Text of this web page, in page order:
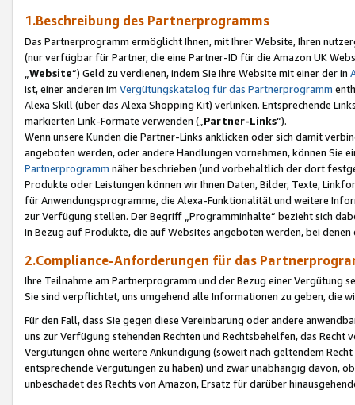
1.Beschreibung des Partnerprogramms
Das Partnerprogramm ermöglicht Ihnen, mit Ihrer Website, Ihren
(nur verfügbar für Partner, die eine Partner-ID für die Amazon UK
Website“) Geld zu verdienen, indem Sie Ihre Website mit einer der in
ist, einer anderen im Vergütungskatalog für das Partnerprogramm
Alexa Skill (über das Alexa Shopping Kit) verlinken. Entsprechende
markierten Link-Formate verwenden („ Partner-Links“).
Wenn unsere Kunden die Partner-Links anklicken oder sich damit
angeboten werden, oder andere Handlungen vornehmen, können Sie
Partnerprogramm näher beschrieben (und vorbehaltlich der dort
Produkte oder Leistungen können wir Ihnen Daten, Bilder, Texte,
für Anwendungsprogramme, die Alexa-Funktionalität und weitere
zur Verfügung stellen. Der Begriff „Programminhalte“ bezieht sich
in Bezug auf Produkte, die auf Websites angeboten werden, bei
2.Compliance-Anforderungen für das
Ihre Teilnahme am Partnerprogramm und der Bezug einer Vergütung
Sie sind verpflichtet, uns umgehend alle Informationen zu geben, die
Für den Fall, dass Sie gegen diese Vereinbarung oder andere
uns zur Verfügung stehenden Rechten und Rechtsbehelfen, das
Vergütungen ohne weitere Ankündigung (soweit nach geltendem
entsprechende Vergütungen zu haben) und zwar unabhängig davon,
unbeschadet des Rechts von Amazon, Ersatz für darüber